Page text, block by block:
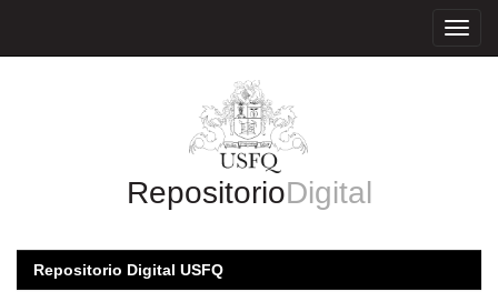
RepositorioDigital
Repositorio Digital USFQ